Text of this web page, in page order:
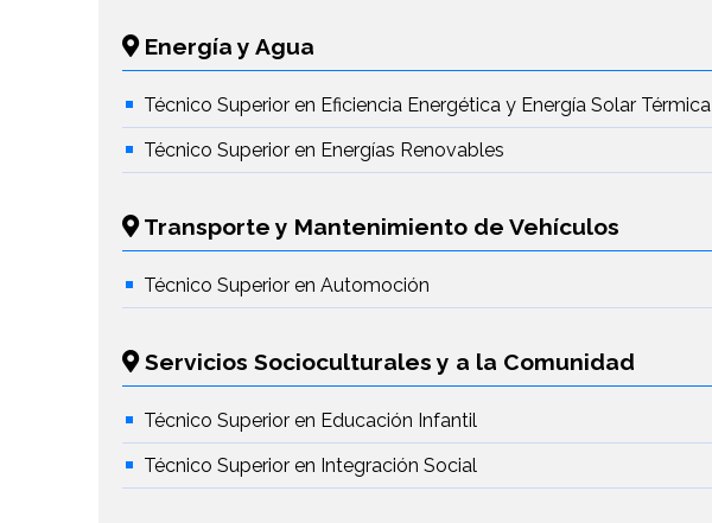
Energía y Agua
Técnico Superior en Eficiencia Energética y Energía Solar Térmica
Técnico Superior en Energías Renovables
Transporte y Mantenimiento de Vehículos
Técnico Superior en Automoción
Servicios Socioculturales y a la Comunidad
Técnico Superior en Educación Infantil
Técnico Superior en Integración Social